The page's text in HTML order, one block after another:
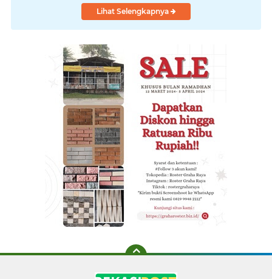
Lihat Selengkapnya